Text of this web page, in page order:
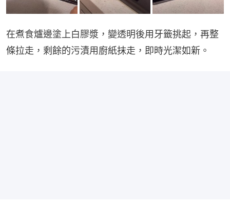
在煮食爐邊塗上白膠漿，變透明後用牙籤挑起，再整
條拉走，剩餘的污漬用廚紙抹走，即時光潔如新。